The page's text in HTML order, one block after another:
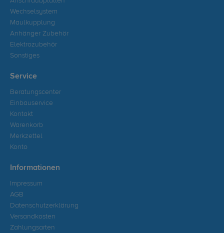
Wechselsystem
Maulkupplung
Anhänger Zubehör
Elektrozubehör
Sonstiges
Service
Beratungscenter
Einbauservice
Kontakt
Warenkorb
Merkzettel
Konto
Informationen
Impressum
AGB
Datenschutzerklärung
Versandkosten
Zahlungsarten